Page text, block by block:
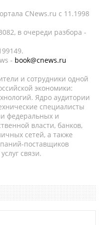
CNews.ru c 11.1998
в очереди разбора -
- book@cnews.ru
и сотрудники одной
экономики:
Ядро аудитории
специалисты
федеральных и
власти, банков,
сетей, а также
поставщиков
связи.